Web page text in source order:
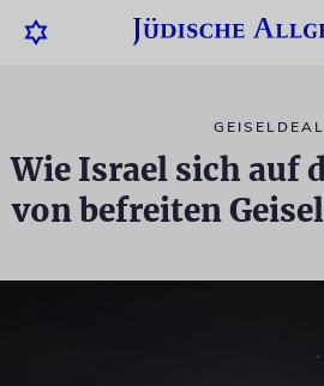
GEISELDEAL
Wie Israel sich auf
von befreiten